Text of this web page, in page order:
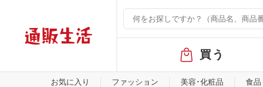
バ
買う
お気に入り ファッション 美容･化粧品 食品